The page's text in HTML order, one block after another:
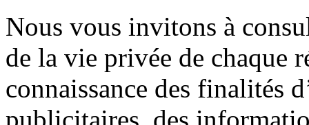
Nous vous invitons à
de la vie privée de chaque
connaissance des finalités
publicitaires, des